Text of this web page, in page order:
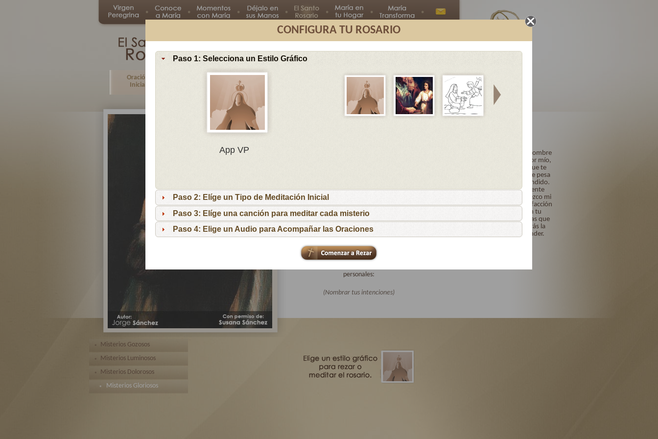
CONFIGURA TU ROSARIO
Paso 1: Selecciona un Estilo Gráfico
App VP
Paso 2: Elíge un Tipo de Meditación Inicial
Paso 3: Elíge una canción para meditar cada misterio
Paso 4: Elige un Audio para Acompañar las Oraciones
Oración
Inicial
Misterio
Cuarto
Quinto
Misterio
Letanías
Misterios Gloriosos
los obispos y párrocos, por las familias que
esperan nuevos hijos para que las ayudes a
recibirlos y educarlos cristianamente y por los
niños y jóvenes con inquietudes vocacionales
para que respondan al llamado de tu Hijo
Amoroso.
Te pido especialmente por las intenciones de
todas las familias afiliadas a Virgen Peregrina
personales:
(Nombrar tus intenciones)
Señor mío Jesucristo, Dios y Hombre
verdadero, Creador y Redentor mío,
por ser Tú quien eres y porque te
amo sobre todas las cosas, me pesa
de todo corazón haberte ofendido.
Quiero y propongo firmemente
confesarme a su tiempo. Ofrezco mi
vida, obras y trabajos en satisfacción
de mis pecados y confío en tu
bondad y misericordia infinitas que
me los perdonarás y me darás la
gracia para no volverte ofender.
Misterios Gozosos
Misterios Luminosos
Misterios Dolorosos
Misterios Gloriosos